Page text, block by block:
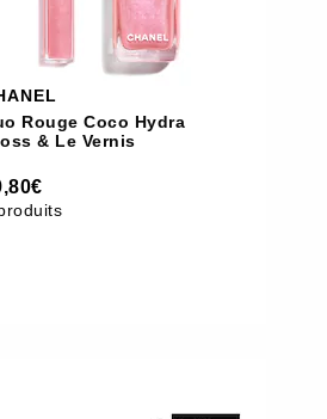
Rouge Coco Hydra
& Le Vernis